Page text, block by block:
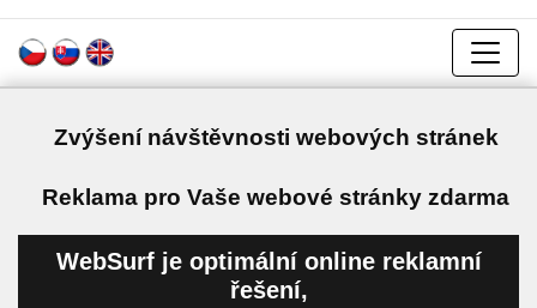
Zvýšení návštěvnosti webových stránek
Reklama pro Vaše webové stránky zdarma
WebSurf je optimální online reklamní
řešení,